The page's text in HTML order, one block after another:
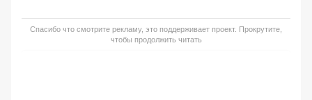
Спасибо что смотрите рекламу, это поддерживает проект. Прокрутите,
чтобы продолжить читать